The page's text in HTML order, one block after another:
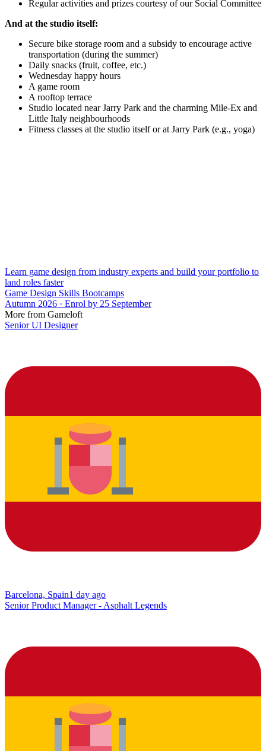
Regular activities and prizes courtesy of our Social Committee
And at the studio itself:
Secure bike storage room and a subsidy to encourage active
transportation (during the summer)
Daily snacks (fruit, coffee, etc.)
Wednesday happy hours
A game room
A rooftop terrace
Studio located near Jarry Park and the charming Mile-Ex and
Little Italy neighbourhoods
Fitness classes at the studio itself or at Jarry Park (e.g., yoga)
Learn game design from industry experts and build your portfolio to
land roles faster
Game Design Skills Bootcamps
Autumn 2026 · Enrol by 25 September
More from Gameloft
Senior UI Designer
Barcelona, Spain1 day ago
Senior Product Manager - Asphalt Legends